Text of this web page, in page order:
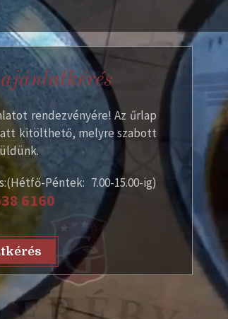
ajánlatkérés
rendezvényére! Az űrlap
kitölthető, melyre szabott
Péntek: 7.00-15.00-ig)
6160